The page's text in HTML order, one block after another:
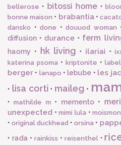
bellerose • bitossi home •
bonne maison • brabantia•
dansko • done • douuod woman
diffusion • durance • ferm
haomy • hk living • ilariai •
katerina psoma • kriptonite •
berger • lanapo • lebube • les
• lisa corti • maileg •
•mathilde m • memento•
unexpected •mimi lula •
•original duckhead •orsina •
• rada • rainkiss • reisenthel•